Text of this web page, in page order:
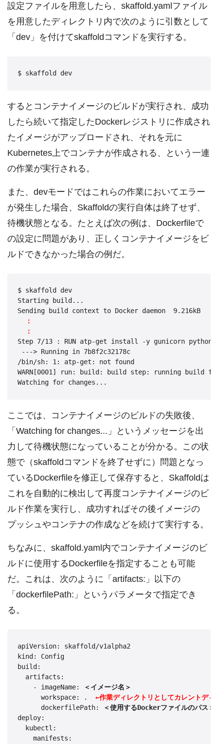
設定ファイルを用意したら、skaffold.yamlファイル
を用意したディレクトリ内で次のように引数として
「dev」を付けてskaffoldコマンドを実行する。
するとコンテナイメージのビルドが実行され、成功
したら続いて指定したDockerレジストリに作成され
たイメージがアップロードされ、それを元に
Kubernetes上でコンテナが作成される、という一連
の作業が実行される。
また、devモードではこれらの作業においてエラー
が発生した場合、Skaffoldの実行自体は終了せず、
待機状態となる。たとえば次の例は、Dockerfileで
の設定に問題があり、正しくコンテナイメージをビ
ルドできなかった場合の例だ。
$ skaffold dev
Starting build...
Sending build context to Docker daemon  9.216kB
：
：
Step 7/13 : RUN atp-get install -y gunicorn python-
---> Running in 7b8f2c32178c
/bin/sh: 1: atp-get: not found
WARN[0001] run: build: build step: running build
ここでは、コンテナイメージのビルドの失敗後、
「Watching for changes...」というメッセージを出
力して待機状態になっていることが分かる。この状
態で（skaffoldコマンドを終了せずに）問題となっ
ているDockerfileを修正して保存すると、Skaffoldは
これを自動的に検出して再度コンテナイメージのビ
ルド作業を実行し、成功すればその後イメージの
プッシュやコンテナの作成などを続けて実行する。
ちなみに、skaffold.yaml内でコンテナイメージのビ
ルドに使用するDockerfileを指定することも可能
だ。これは、次のように「artifacts:」以下の
「dockerfilePath:」というパラメータで指定でき
る。
apiVersion: skaffold/v1alpha2
kind: Config
build:
  artifacts:
    - imageName:
＜イメージ名＞
      workspace: .
←作業ディレクトリとしてカレントディ
      dockerfilePath:
＜使用するDockerファイルのパス＞
deploy:
  kubectl:
    manifests: